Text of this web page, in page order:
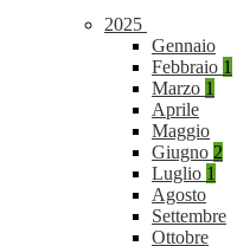
2025
Gennaio
Febbraio 1
Marzo 1
Aprile
Maggio
Giugno 2
Luglio 1
Agosto
Settembre
Ottobre